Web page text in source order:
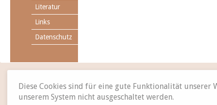
Literatur
Links
Datenschutz
Diese Cookies sind für eine gute Funktionalität unserer
unserem System nicht ausgeschaltet werden.